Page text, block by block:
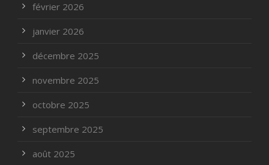
février 2026
janvier 2026
décembre 2025
novembre 2025
octobre 2025
septembre 2025
août 2025